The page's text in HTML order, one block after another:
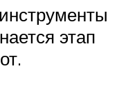
этап